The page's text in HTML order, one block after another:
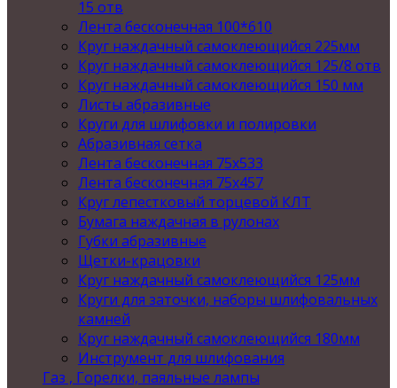
15 отв
Лента бесконечная 100*610
Круг наждачный самоклеющийся 225мм
Круг наждачный самоклеющийся 125/8 отв
Круг наждачный самоклеющийся 150 мм
Листы абразивные
Круги для шлифовки и полировки
Абразивная сетка
Лента бесконечная 75х533
Лента бесконечная 75х457
Круг лепестковый торцевой КЛТ
Бумага наждачная в рулонах
Губки абразивные
Щетки-крацовки
Круг наждачный самоклеющийся 125мм
Круги для заточки, наборы шлифовальных
камней
Круг наждачный самоклеющийся 180мм
Инструмент для шлифования
Газ , Горелки, паяльные лампы